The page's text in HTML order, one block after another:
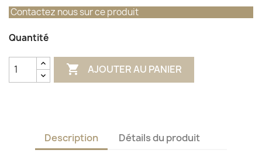
Contactez nous sur ce produit
Quantité
 AJOUTER AU PANIER
Description Détails du produit